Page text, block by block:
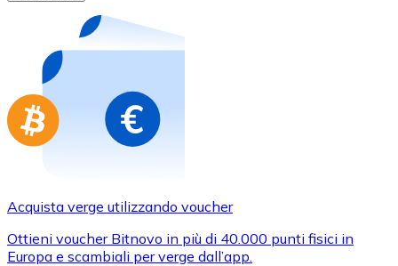
Acquista gift card dei tuoi marchi preferiti con
Vai al negozio di carte regalo
Acquista verge utilizzando voucher
Ottieni voucher Bitnovo in più di 40.000 punti fisici in
Europa e scambiali per verge dall’app.